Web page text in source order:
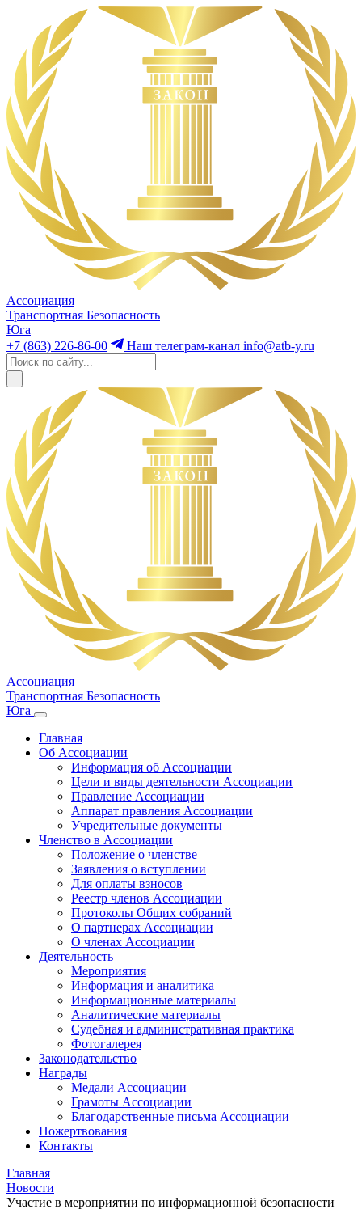
Ассоциация
Транспортная Безопасность
Юга
+7 (863) 226-86-00
Наш телеграм-канал info@atb-y.ru
Ассоциация
Транспортная Безопасность
Юга
Главная
Об Ассоциации
Информация об Ассоциации
Цели и виды деятельности Ассоциации
Правление Ассоциации
Аппарат правления Ассоциации
Учредительные документы
Членство в Ассоциации
Положение о членстве
Заявления о вступлении
Для оплаты взносов
Реестр членов Ассоциации
Протоколы Общих собраний
О партнерах Ассоциации
О членах Ассоциации
Деятельность
Мероприятия
Информация и аналитика
Информационные материалы
Аналитические материалы
Судебная и административная практика
Фотогалерея
Законодательство
Награды
Медали Ассоциации
Грамоты Ассоциации
Благодарственные письма Ассоциации
Пожертвования
Контакты
Главная
Новости
Участие в мероприятии по информационной безопасности